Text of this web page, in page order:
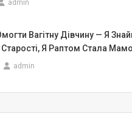
admin
Вагітну Дівчину — Я
Я Раптом Стала
admin